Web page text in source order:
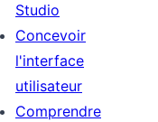
Studio
Concevoir
l'interface
utilisateur
Comprendre